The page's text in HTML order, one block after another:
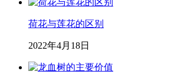
荷花与莲花的区别
2022年4月18日